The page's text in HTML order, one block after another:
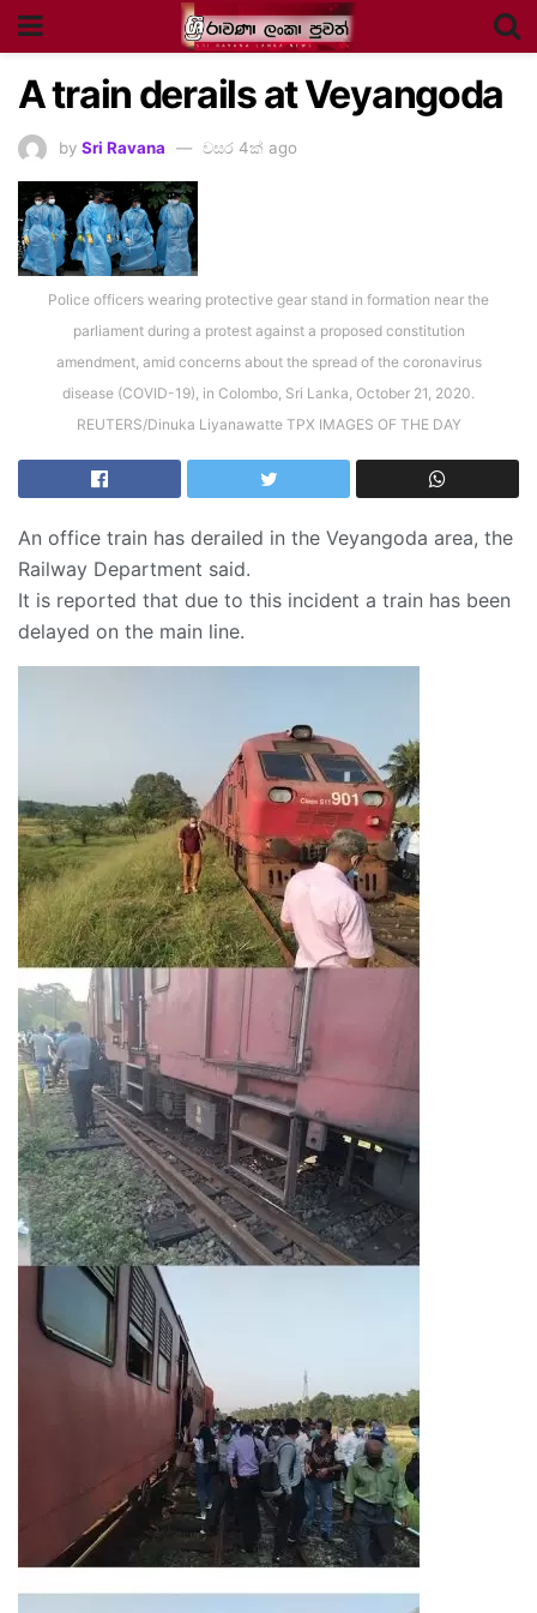
A train derails at Veyangoda
by Sri Ravana වසර 4ක් ago
Police officers wearing protective gear stand in formation near the
parliament during a protest against a proposed constitution
amendment, amid concerns about the spread of the coronavirus
disease (COVID-19), in Colombo, Sri Lanka, October 21, 2020.
REUTERS/Dinuka Liyanawatte TPX IMAGES OF THE DAY
An office train has derailed in the Veyangoda area, the
Railway Department said.
It is reported that due to this incident a train has been
delayed on the main line.